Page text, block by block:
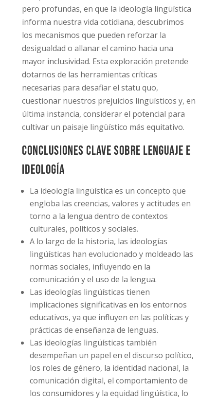
pero profundas, en que la ideología lingüística
informa nuestra vida cotidiana, descubrimos
los mecanismos que pueden reforzar la
desigualdad o allanar el camino hacia una
mayor inclusividad. Esta exploración pretende
dotarnos de las herramientas críticas
necesarias para desafiar el statu quo,
cuestionar nuestros prejuicios lingüísticos y, en
última instancia, considerar el potencial para
cultivar un paisaje lingüístico más equitativo.
Conclusiones clave sobre lenguaje e
ideología
La ideología lingüística es un concepto que
engloba las creencias, valores y actitudes en
torno a la lengua dentro de contextos
culturales, políticos y sociales.
A lo largo de la historia, las ideologías
lingüísticas han evolucionado y moldeado las
normas sociales, influyendo en la
comunicación y el uso de la lengua.
Las ideologías lingüísticas tienen
implicaciones significativas en los entornos
educativos, ya que influyen en las políticas y
prácticas de enseñanza de lenguas.
Las ideologías lingüísticas también
desempeñan un papel en el discurso político,
los roles de género, la identidad nacional, la
comunicación digital, el comportamiento de
los consumidores y la equidad lingüística, lo